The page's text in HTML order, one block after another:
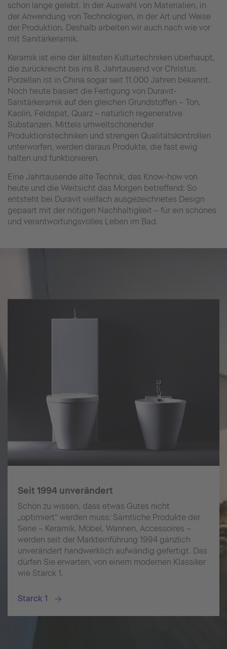
schon lange gelebt. In der Auswahl von Materialien, in
der Anwendung von Technologien, in der Art und Weise
der Produktion. Deshalb arbeiten wir auch nach wie vor
mit Sanitärkeramik.
Keramik ist eine der ältesten Kulturtechniken überhaupt,
die zurückreicht bis ins 8. Jahrtausend vor Christus.
Porzellan ist in China sogar seit 11.000 Jahren bekannt.
Noch heute basiert die Fertigung von Duravit-
Sanitärkeramik auf den gleichen Grundstoffen – Ton,
Kaolin, Feldspat, Quarz – natürlich regenerative
Substanzen. Mittels umweltschonender
Produktionstechniken und strengen Qualitätskontrollen
unterworfen, werden daraus Produkte, die fast ewig
halten und funktionieren.
Eine Jahrtausende alte Technik, das Know-how von
heute und die Weitsicht das Morgen betreffend: So
entsteht bei Duravit vielfach ausgezeichnetes Design
gepaart mit der nötigen Nachhaltigkeit – für ein schönes
und verantwortungsvolles Leben im Bad.
Seit 1994 unverändert
Schön zu wissen, dass etwas Gutes nicht
„optimiert“ werden muss: Sämtliche Produkte der
Serie – Keramik, Möbel, Wannen, Accessoires –
werden seit der Markteinführung 1994 gänzlich
unverändert handwerklich aufwändig gefertigt. Das
dürfen Sie erwarten, von einem modernen Klassiker
wie Starck 1.
Starck 1